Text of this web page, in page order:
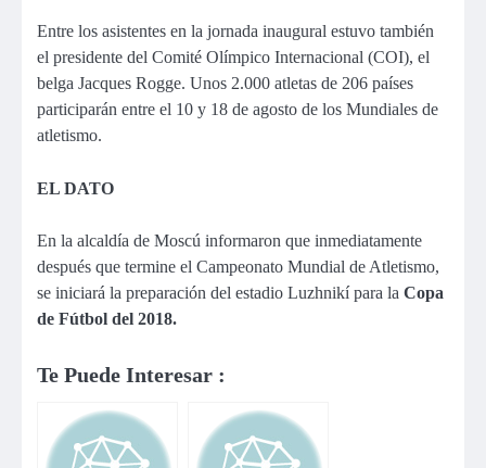
Entre los asistentes en la jornada inaugural estuvo también
el presidente del Comité Olímpico Internacional (COI), el
belga Jacques Rogge. Unos 2.000 atletas de 206 países
participarán entre el 10 y 18 de agosto de los Mundiales de
atletismo.
EL DATO
En la alcaldía de Moscú informaron que inmediatamente
después que termine el Campeonato Mundial de Atletismo,
se iniciará la preparación del estadio Luzhnikí para la Copa
de Fútbol del 2018.
Te Puede Interesar :